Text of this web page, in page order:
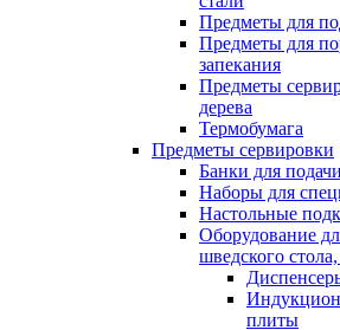
Предметы для
Предметы для
запекания
Предметы
дерева
Термобумага
Предметы сервировки
Банки для
Наборы для
Настольные
Оборудование
шведского
плиты